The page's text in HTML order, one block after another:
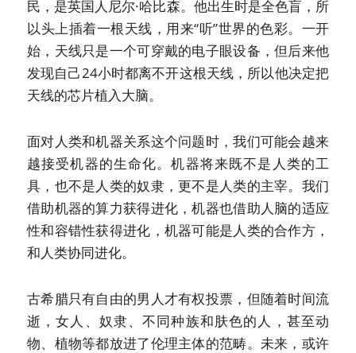
民，是英国人尼尔·哈比森。他出生时是全色盲，所
以头上插着一根天线，用来“听”世界的色彩。一开
始，天线只是一个可穿戴的电子眼设备，但后来他
发现自己24小时都离不开这根天线，所以他决定把
天线的芯片植入大脑。
面对人类和机器关系这个问题时，我们可能会越来
越接受机器的生命化。机器将来既不是人类的工
具，也不是人类的奴隶，更不是人类的主宰。我们
借助机器的算力获得进化，机器也借助人脑的适应
性和容错性获得进化，机器可能是人类的合作方，
和人类协同进化。
古希腊只有自由的男人才有权投票，但随着时间流
逝，女人、奴隶、不同种族和肤色的人，甚至动
物、植物等都放进了伦理主体的范畴。未来，或许